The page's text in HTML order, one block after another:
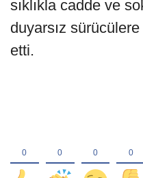
sıklıkla cadde ve
duyarsız
etti.